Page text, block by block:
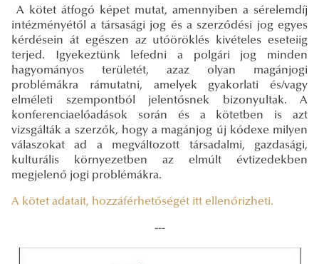
A kötet átfogó képet mutat, amennyiben a sérelemdíj
intézményétől a társasági jog és a szerződési jog egyes
kérdésein át egészen az utóöröklés kivételes eseteiig
terjed. Igyekeztünk lefedni a polgári jog minden
hagyományos területét, azaz olyan magánjogi
problémákra rámutatni, amelyek gyakorlati és/vagy
elméleti szempontból jelentősnek bizonyultak. A
konferenciaelőadások során és a kötetben is azt
vizsgálták a szerzők, hogy a magánjog új kódexe milyen
válaszokat ad a megváltozott társadalmi, gazdasági,
kulturális környezetben az elmúlt évtizedekben
megjelenő jogi problémákra.
A kötet adatait, hozzáférhetőségét itt ellenőrizheti.
---